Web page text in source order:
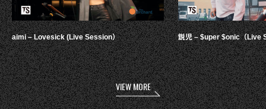
aimi – Lovesick (Live Session） 鋭児 – $uper $onic（Live
VIEW MORE